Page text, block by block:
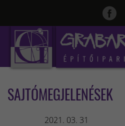
SAJTÓMEGJELENÉSEK
2021. 03. 31